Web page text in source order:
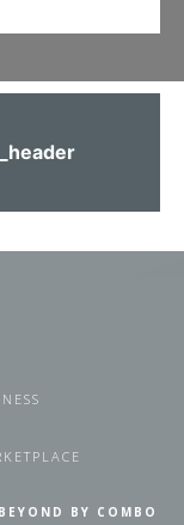
BY COMBO